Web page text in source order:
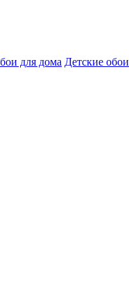
для дома Детские обои